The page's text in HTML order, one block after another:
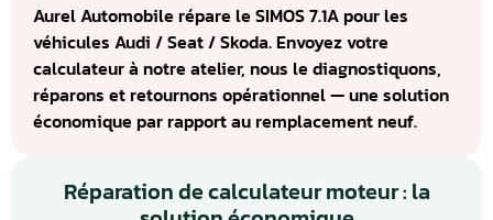
Aurel Automobile répare le SIMOS 7.1A pour les
véhicules Audi / Seat / Skoda. Envoyez votre
calculateur à notre atelier, nous le diagnostiquons,
réparons et retournons opérationnel — une solution
économique par rapport au remplacement neuf.
Réparation de calculateur moteur : la